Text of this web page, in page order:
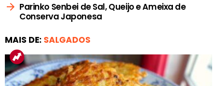
Parinko Senbei de Sal, Queijo e Ameixa de
Conserva Japonesa
MAIS DE: SALGADOS